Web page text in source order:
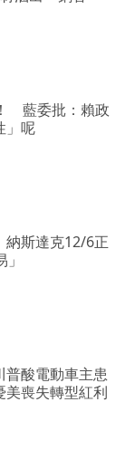
藍委批：賴政
」呢
斯達克12/6正
普酸電動車主患
喪失轉型紅利